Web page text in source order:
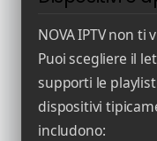
NOVA IPTV non
Puoi scegliere il
supporti le playlist
dispositivi
includono: